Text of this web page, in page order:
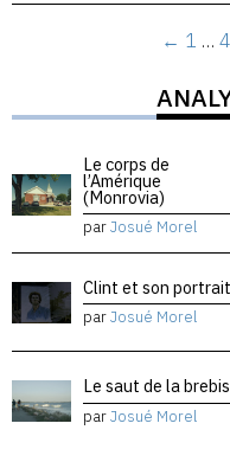
← 1 …
Le corps de
l’Amérique
(Monrovia)
parJosué Morel
Clint et son portrait
parJosué Morel
Le saut de la brebis
parJosué Morel